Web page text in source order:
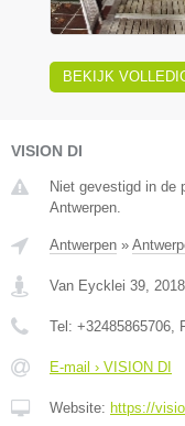
BEKIJK
VISION DI
Niet gevestigd in de
Antwerpen.
Antwerpen »
Van Eycklei 39 2018
Tel: +32485865706 ,
E-mail › VISION DI
Website: https://